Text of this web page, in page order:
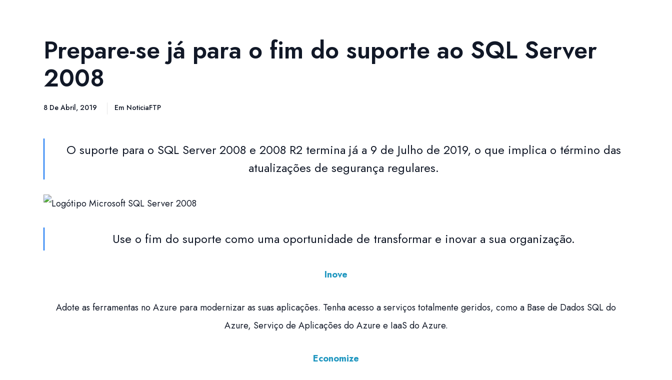
Prepare-se já para o fim do suporte ao SQL Server
2008
8 De Abril, 2019 Em NoticiaFTP
O suporte para o SQL Server 2008 e 2008 R2 termina já a 9 de Julho de 2019, o que implica o término das
atualizações de segurança regulares.
Use o fim do suporte como uma oportunidade de transformar e inovar a sua organização.
Inove
Adote as ferramentas no Azure para modernizar as suas aplicações. Tenha acesso a serviços totalmente geridos, como a Base de Dados SQL do
Azure, Serviço de Aplicações do Azure e IaaS do Azure.
Economize